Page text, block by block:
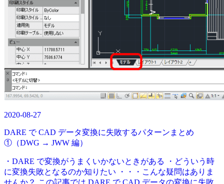
2020-08-27
DARE で CAD データ変換に失敗するパターンまとめ
①（DWG → JWW 編）
・DARE で変換がうまくいかないときがある ・どういう時
に変換失敗となるのか知りたい ・・・こんな疑問はありま
せんか？ この記事では DARE で CAD データの変換に失敗